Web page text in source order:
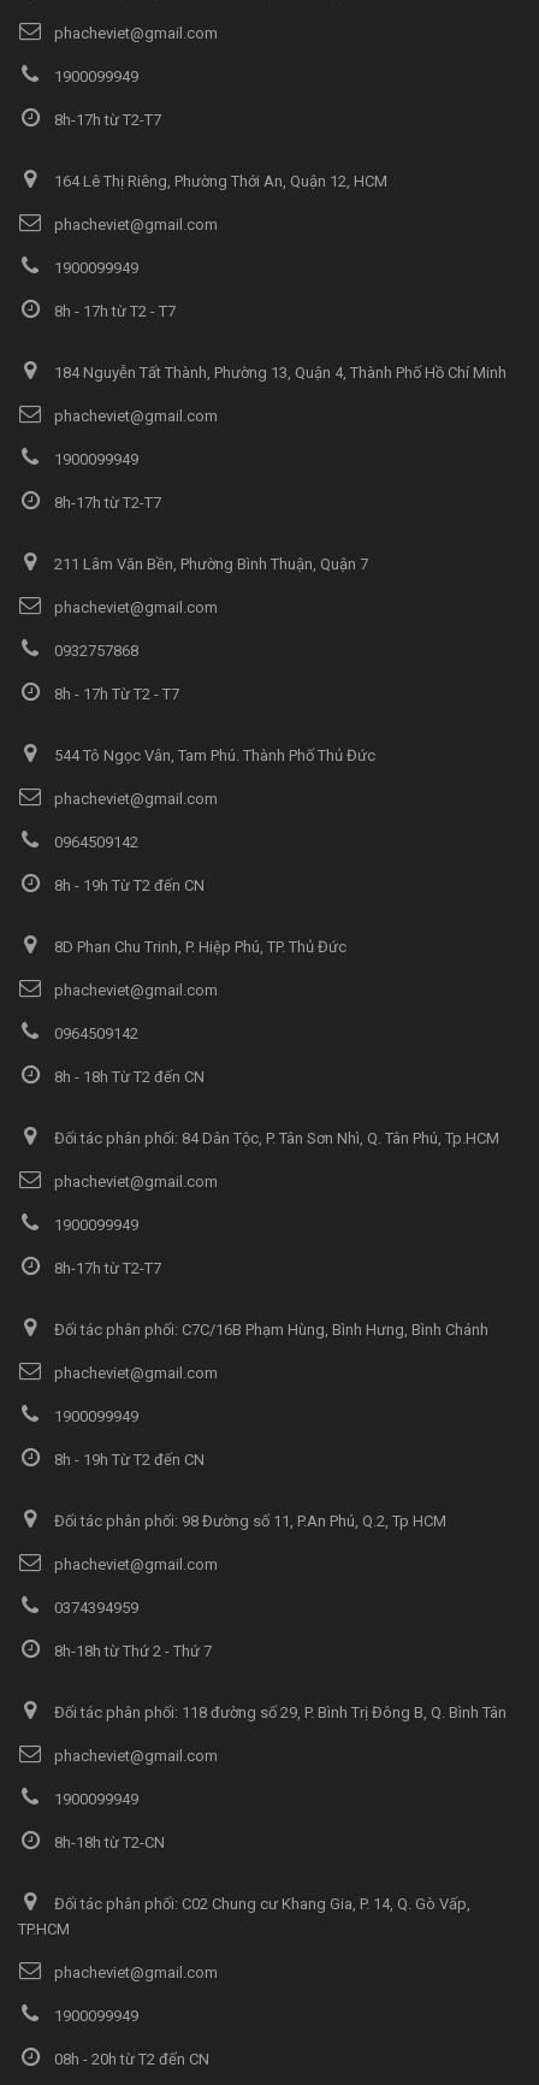
phacheviet@gmail.com
1900099949
8h-17h từ T2-T7
164 Lê Thị Riêng, Phường Thới An, Quận 12, HCM
phacheviet@gmail.com
1900099949
8h - 17h từ T2 - T7
184 Nguyễn Tất Thành, Phường 13, Quận 4, Thành Phố Hồ Chí Minh
phacheviet@gmail.com
1900099949
8h-17h từ T2-T7
211 Lâm Văn Bền, Phường Bình Thuận, Quận 7
phacheviet@gmail.com
0932757868
8h - 17h Từ T2 - T7
544 Tô Ngọc Vân, Tam Phú. Thành Phố Thủ Đức
phacheviet@gmail.com
0964509142
8h - 19h Từ T2 đến CN
8D Phan Chu Trinh, P. Hiệp Phú, TP. Thủ Đức
phacheviet@gmail.com
0964509142
8h - 18h Từ T2 đến CN
Đối tác phân phối: 84 Dân Tộc, P. Tân Sơn Nhì, Q. Tân Phú, Tp.HCM
phacheviet@gmail.com
1900099949
8h-17h từ T2-T7
Đối tác phân phối: C7C/16B Phạm Hùng, Bình Hưng, Bình Chánh
phacheviet@gmail.com
1900099949
8h - 19h Từ T2 đến CN
Đối tác phân phối: 98 Đường số 11, P.An Phú, Q.2, Tp HCM
phacheviet@gmail.com
0374394959
8h-18h từ Thứ 2 - Thứ 7
Đối tác phân phối: 118 đường số 29, P. Bình Trị Đông B, Q. Bình Tân
phacheviet@gmail.com
1900099949
8h-18h từ T2-CN
Đối tác phân phối: C02 Chung cư Khang Gia, P. 14, Q. Gò Vấp,
TP.HCM
phacheviet@gmail.com
1900099949
08h - 20h từ T2 đến CN